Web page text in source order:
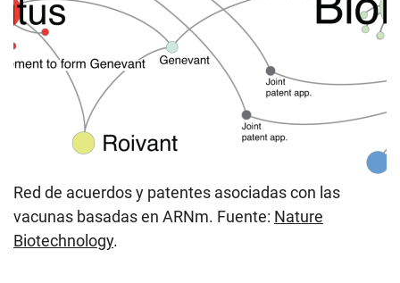
Red de acuerdos y patentes asociadas con las
vacunas basadas en ARNm. Fuente: Nature
Biotechnology.